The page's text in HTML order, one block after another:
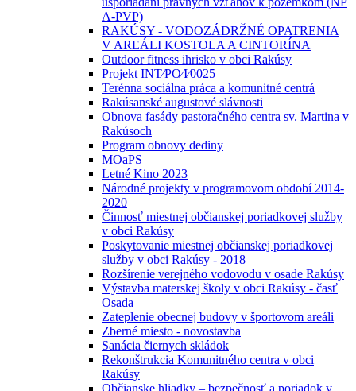
A-PVP)
RAKÚSY - VODOZÁDRŽNÉ OPATRENIA
V AREÁLI KOSTOLA A CINTORÍNA
Outdoor fitness ihrisko v obci Rakúsy
Projekt INT⁄PO⁄I⁄0025
Terénna sociálna práca a komunitné centrá
Rakúsanské augustové slávnosti
Obnova fasády pastoračného centra sv. Martina v
Rakúsoch
Program obnovy dediny
MOaPS
Letné Kino 2023
Národné projekty v programovom období 2014-
2020
Činnosť miestnej občianskej poriadkovej služby
v obci Rakúsy
Poskytovanie miestnej občianskej poriadkovej
služby v obci Rakúsy - 2018
Rozšírenie verejného vodovodu v osade Rakúsy
Výstavba materskej školy v obci Rakúsy - časť
Osada
Zateplenie obecnej budovy v športovom areáli
Zberné miesto - novostavba
Sanácia čiernych skládok
Rekonštrukcia Komunitného centra v obci
Rakúsy
Občianske hliadky – bezpečnosť a poriadok v